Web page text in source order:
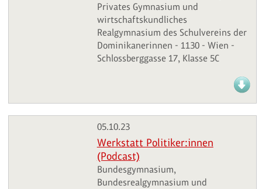
Privates Gymnasium und
wirtschaftskundliches
Realgymnasium des Schulvereins der
Dominikanerinnen - 1130 - Wien -
Schlossberggasse 17, Klasse 5C
05.10.23
Werkstatt Politiker:innen
(Podcast)
Bundesgymnasium,
Bundesrealgymnasium und